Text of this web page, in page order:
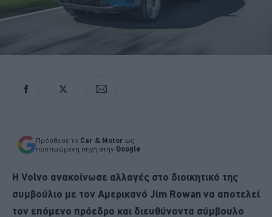
Πρόσθεσε το Car & Motor ως
προτιμώμενη πηγή στην Google
Η Volvo ανακοίνωσε αλλαγές στο διοικητικό της
συμβούλιο με τον Αμερικανό Jim Rowan να αποτελεί
τον επόμενο πρόεδρο και διευθύνοντα σύμβουλο